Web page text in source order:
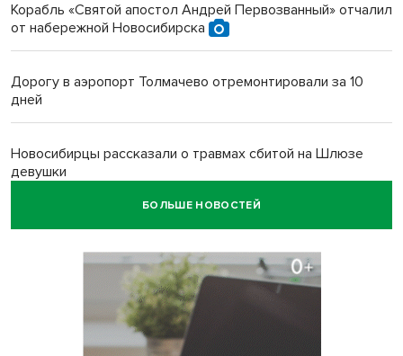
Корабль «Святой апостол Андрей Первозванный» отчалил
от набережной Новосибирска
Дорогу в аэропорт Толмачево отремонтировали за 10
дней
Новосибирцы рассказали о травмах сбитой на Шлюзе
девушки
БОЛЬШЕ НОВОСТЕЙ